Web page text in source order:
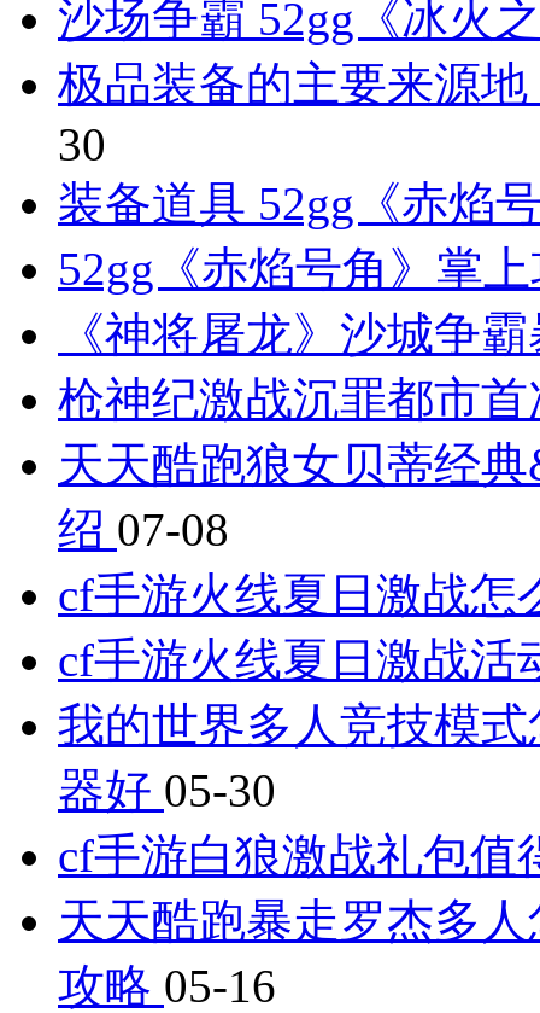
沙场争霸 52gg《冰火
极品装备的主要来源
30
装备道具 52gg《赤焰
52gg《赤焰号角》掌
《神将屠龙》沙城争
枪神纪激战沉罪都市
天天酷跑狼女贝蒂经
绍 07-08
cf手游火线夏日激战
cf手游火线夏日激战
我的世界多人竞技模
器好 05-30
cf手游白狼激战礼包
天天酷跑暴走罗杰多
攻略 05-16